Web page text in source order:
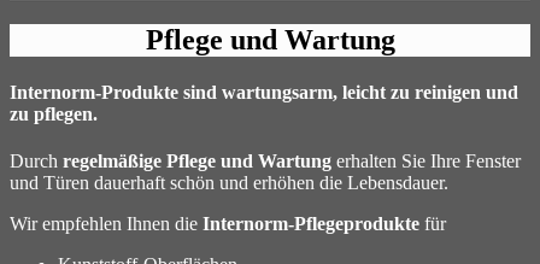
Pflege und Wartung
Internorm-Produkte sind wartungsarm, leicht zu reinigen und
zu pflegen.
Durch regelmäßige Pflege und Wartung erhalten Sie Ihre Fenster
und Türen dauerhaft schön und erhöhen die Lebensdauer.
Wir empfehlen Ihnen die Internorm-Pflegeprodukte für